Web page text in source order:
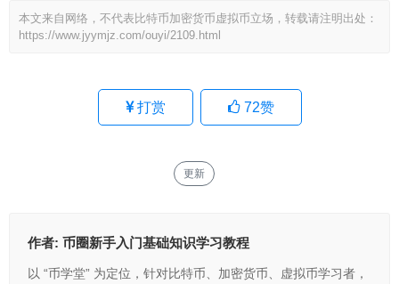
本文来自网络，不代表比特币加密货币虚拟币立场，转载请注明出处：
https://www.jyymjz.com/ouyi/2109.html
打赏 72赞
更新
作者: 币圈新手入门基础知识学习教程
以 “币学堂” 为定位，针对比特币、加密货币、虚拟币学习者，